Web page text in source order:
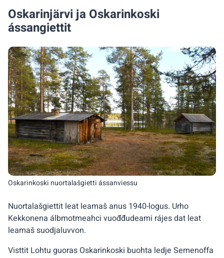
Oskarinjärvi ja Oskarinkoski
ássangiettit
Nuortalašgiettit leat leamaš anus 1940-logus. Urho
Kekkonena álbmotmeahci vuođđudeami rájes dat leat
leamaš suodjaluvvon.
Visttit Lohtu guoras Oskarinkoski buohta ledje Semenoffa
Oskarinkoski nuortalašgietti ássanviessu